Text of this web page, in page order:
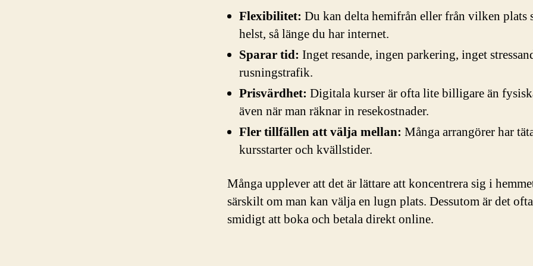
Flexibilitet: Du kan delta hemifrån eller från vilken plats
helst, så länge du har internet.
Sparar tid: Inget resande, ingen parkering, inget
rusningstrafik.
Prisvärdhet: Digitala kurser är ofta lite billigare än
även när man räknar in resekostnader.
Fler tillfällen att välja mellan: Många arrangörer har
kursstarter och kvällstider.
Många upplever att det är lättare att koncentrera sig i
särskilt om man kan välja en lugn plats. Dessutom är det ofta
smidigt att boka och betala direkt online.